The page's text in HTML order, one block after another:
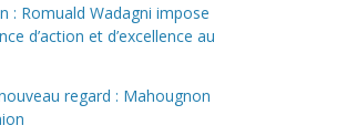
: Romuald Wadagni impose
d’action et d’excellence au
regard : Mahougnon